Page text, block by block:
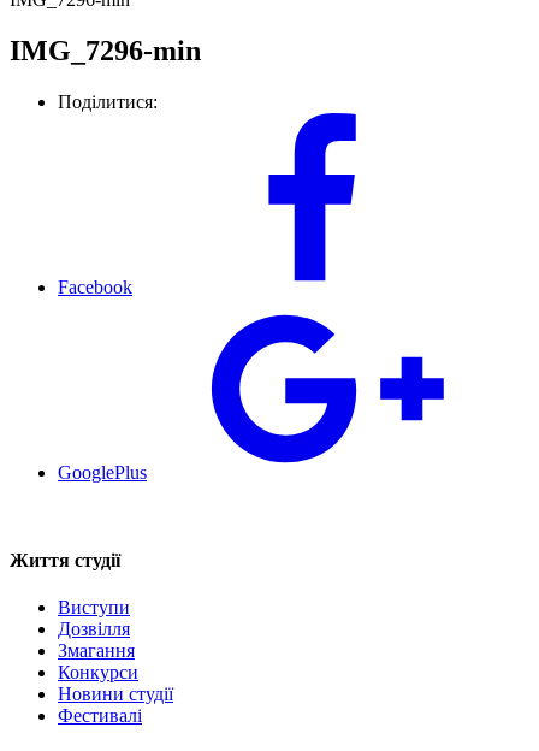
IMG_7296-min
Поділитися:
Facebook
GooglePlus
Життя студії
Виступи
Дозвілля
Змагання
Конкурси
Новини студії
Фестивалі